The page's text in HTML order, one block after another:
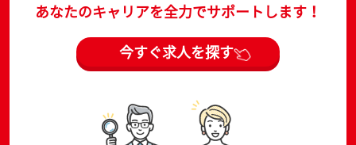
あなたのキャリアを全力でサポートします！
今すぐ求人を探す